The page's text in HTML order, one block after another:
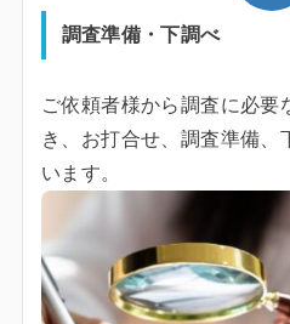
調査準備・下調べ
ご依頼者様から調査に必要
き、お打合せ、調査準備、
います。